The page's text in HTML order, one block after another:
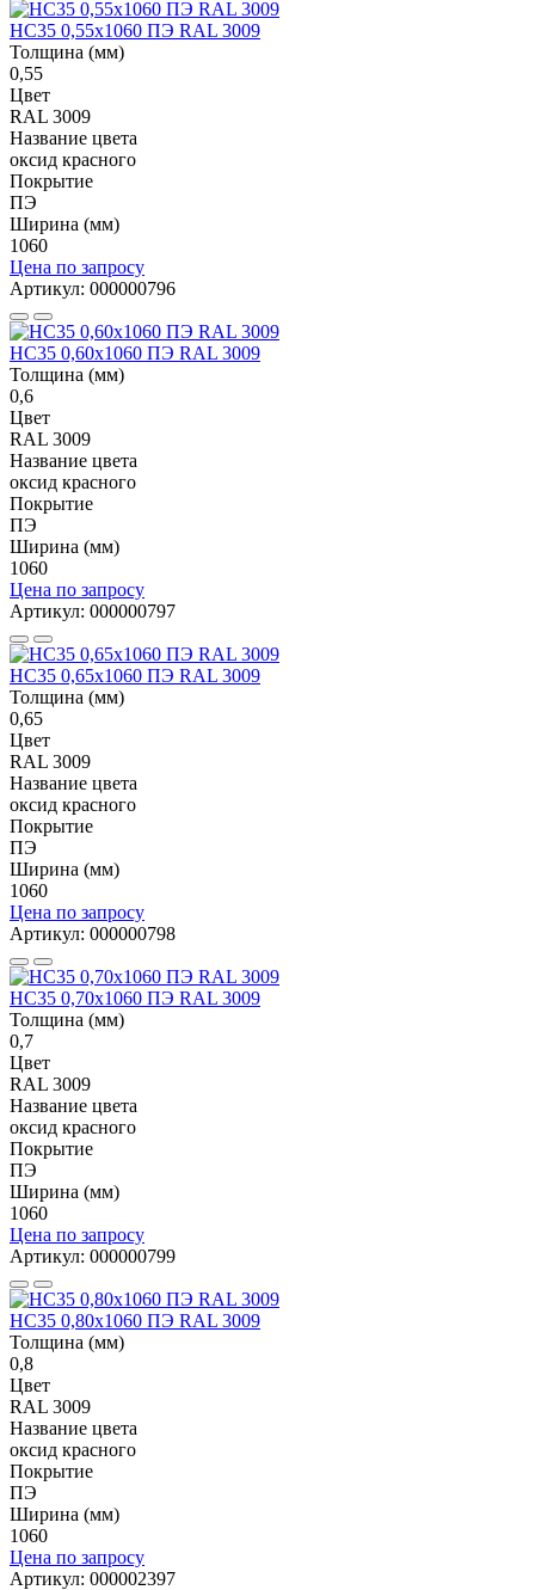
НС35 0,55x1060 ПЭ RAL 3009
Толщина (мм)
0,55
Цвет
RAL 3009
Название цвета
оксид красного
Покрытие
ПЭ
Ширина (мм)
1060
Цена по запросу
Артикул: 000000796
НС35 0,60x1060 ПЭ RAL 3009
Толщина (мм)
0,6
Цвет
RAL 3009
Название цвета
оксид красного
Покрытие
ПЭ
Ширина (мм)
1060
Цена по запросу
Артикул: 000000797
НС35 0,65x1060 ПЭ RAL 3009
Толщина (мм)
0,65
Цвет
RAL 3009
Название цвета
оксид красного
Покрытие
ПЭ
Ширина (мм)
1060
Цена по запросу
Артикул: 000000798
НС35 0,70x1060 ПЭ RAL 3009
Толщина (мм)
0,7
Цвет
RAL 3009
Название цвета
оксид красного
Покрытие
ПЭ
Ширина (мм)
1060
Цена по запросу
Артикул: 000000799
НС35 0,80x1060 ПЭ RAL 3009
Толщина (мм)
0,8
Цвет
RAL 3009
Название цвета
оксид красного
Покрытие
ПЭ
Ширина (мм)
1060
Цена по запросу
Артикул: 000002397